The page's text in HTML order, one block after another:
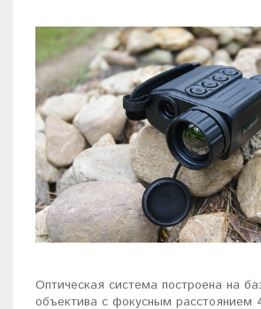
Оптическая система построена на
объектива с фокусным расстоянием